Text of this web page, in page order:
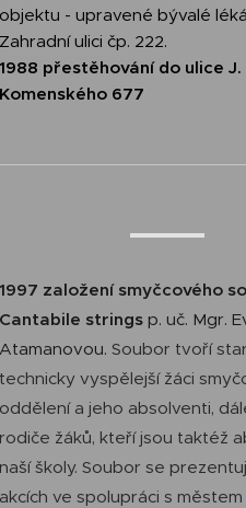
objektu - upravené bývalé
Zahradní ulici čp. 222.
1988 přestěhování do ulice J.
Komenského 677
1997 založení smyčcového
Cantabile stringsp. uč. Mgr.
Atamanovou.Soubor tvoří
technicky vyspělejší žáci
oddělení a jeho absolventi,
rodiče žáků, kteří jsou taktéž
naší školy. Soubor se
akcích ve spolupráci s městem